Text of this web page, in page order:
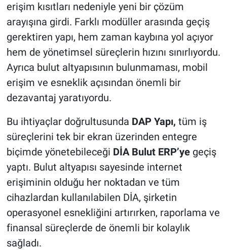
erişim kısıtları nedeniyle yeni bir çözüm
arayışına girdi. Farklı modüller arasında geçiş
gerektiren yapı, hem zaman kaybına yol açıyor
hem de yönetimsel süreçlerin hızını sınırlıyordu.
Ayrıca bulut altyapısının bulunmaması, mobil
erişim ve esneklik açısından önemli bir
dezavantaj yaratıyordu.
Bu ihtiyaçlar doğrultusunda DAP Yapı, tüm iş
süreçlerini tek bir ekran üzerinden entegre
biçimde yönetebileceği DİA Bulut ERP’yegeçiş
yaptı. Bulut altyapısı sayesinde internet
erişiminin olduğu her noktadan ve tüm
cihazlardan kullanılabilen DİA, şirketin
operasyonel esnekliğini artırırken, raporlama ve
finansal süreçlerde de önemli bir kolaylık
sağladı.